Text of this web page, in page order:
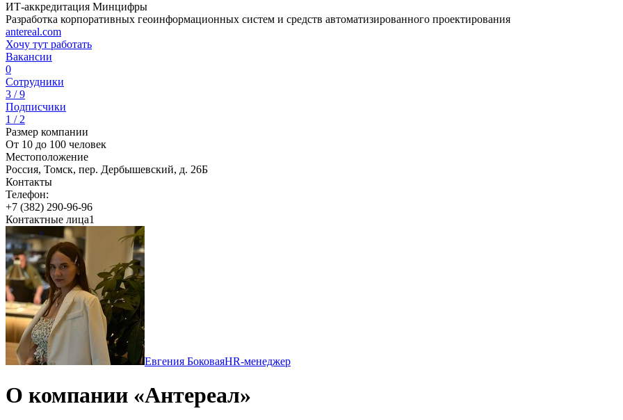
ИТ-аккредитация Минцифры
Разработка корпоративных геоинформационных систем и средств автоматизированного проектирования
antereal.com
Хочу тут работать
Вакансии
0
Сотрудники
3 / 9
Подписчики
1 / 2
Размер компании
От 10 до 100 человек
Местоположение
Россия, Томск, пер. Дербышевский, д. 26Б
Контакты
Телефон:
+7 (382) 290-96-96
Контактные лица1
Евгения БоковаяHR-менеджер
О компании «Антереал»